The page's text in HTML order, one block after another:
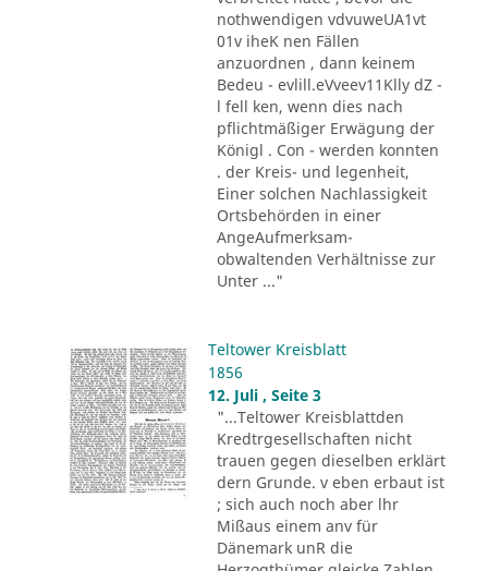
nothwendigen vdvuweUA1vt
01v iheK nen Fällen
anzuordnen , dann keinem
Bedeu - evlill.eVveev11Klly dZ -
l fell ken, wenn dies nach
pflichtmäßiger Erwägung der
Königl . Con - werden konnten
. der Kreis- und legenheit,
Einer solchen Nachlassigkeit
Ortsbehörden in einer
AngeAufmerksam-
obwaltenden Verhältnisse zur
Unter ..."
Teltower Kreisblatt
1856
12. Juli , Seite 3
"...Teltower Kreisblattden
Kredtrgesellschaften nicht
trauen gegen dieselben erklärt
dern Grunde. v eben erbaut ist
; sich auch noch aber lhr
Mißaus einem anv für
Dänemark unR die